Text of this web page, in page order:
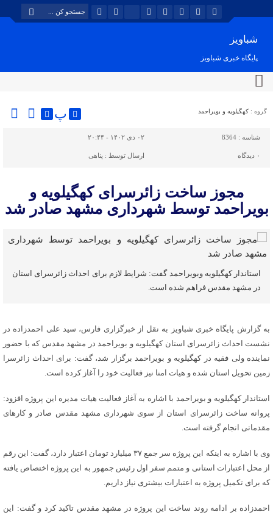
شباویز
پایگاه خبری شباویز
گروه : کهگیلویه و بویراحمد پ
شناسه : 8364 ۰۲ دی ۱۴۰۲ - ۲۰:۴۴
۰ دیدگاه ارسال توسط : پناهی
مجوز ساخت زائرسرای کهگیلویه و
بویراحمد توسط شهرداری مشهد صادر شد
استاندار کهگیلویه وبویراحمد گفت: شرایط لازم برای احداث زائرسرای استان
در مشهد مقدس فراهم شده است.
به گزارش پایگاه خبری شباویز به نقل از خبرگزاری فارس، سید علی احمدزاده در
نشست احداث زائرسرای استان کهگیلویه و بویراحمد در مشهد مقدس که با حضور
نماینده ولی فقیه در کهگیلویه و بویراحمد برگزار شد، گفت: برای احداث زائرسرا
زمین تحویل استان شده و هیات امنا نیز فعالیت خود را آغاز کرده است.
استاندار کهگیلویه و بویراحمد با اشاره به آغاز فعالیت هیات مدیره این پروژه افزود:
پروانه ساخت زائرسرای استان از سوی شهرداری مشهد مقدس صادر و کارهای
مقدماتی انجام گرفته است.
وی با اشاره به اینکه این پروژه سر جمع ۳۷ میلیارد تومان اعتبار دارد، گفت: این رقم
از محل اعتبارات استانی و متمم سفر اول رئیس جمهور به این پروژه اختصاص یافته
که برای تکمیل پروژه به اعتبارات بیشتری نیاز داریم.
احمدزاده بر ادامه روند ساخت این پروژه در مشهد مقدس تاکید کرد و گفت: این